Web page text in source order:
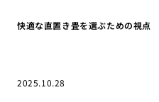
快適な直置き畳を選ぶための視点
2025.10.28